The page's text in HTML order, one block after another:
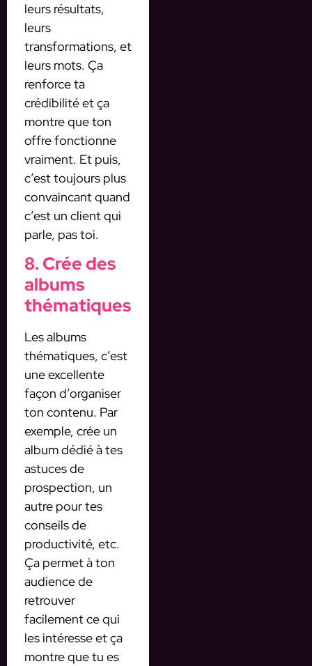
leurs résultats,
leurs
transformations, et
leurs mots. Ça
renforce ta
crédibilité et ça
montre que ton
offre fonctionne
vraiment. Et puis,
c’est toujours plus
convaincant quand
c’est un client qui
parle, pas toi.
8. Crée des
albums
thématiques
Les albums
thématiques, c’est
une excellente
façon d’organiser
ton contenu. Par
exemple, crée un
album dédié à tes
astuces de
prospection, un
autre pour tes
conseils de
productivité, etc.
Ça permet à ton
audience de
retrouver
facilement ce qui
les intéresse et ça
montre que tu es